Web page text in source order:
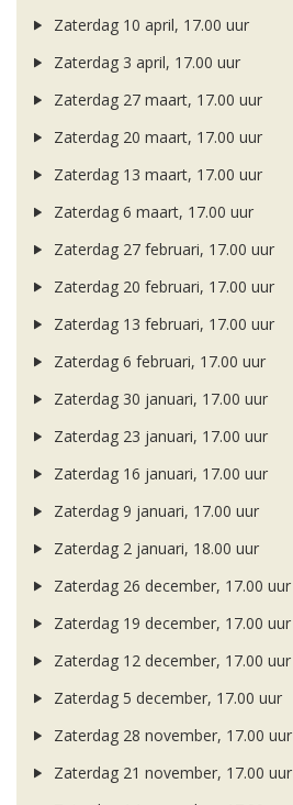
Zaterdag 10 april, 17.00 uur
Zaterdag 3 april, 17.00 uur
Zaterdag 27 maart, 17.00 uur
Zaterdag 20 maart, 17.00 uur
Zaterdag 13 maart, 17.00 uur
Zaterdag 6 maart, 17.00 uur
Zaterdag 27 februari, 17.00 uur
Zaterdag 20 februari, 17.00 uur
Zaterdag 13 februari, 17.00 uur
Zaterdag 6 februari, 17.00 uur
Zaterdag 30 januari, 17.00 uur
Zaterdag 23 januari, 17.00 uur
Zaterdag 16 januari, 17.00 uur
Zaterdag 9 januari, 17.00 uur
Zaterdag 2 januari, 18.00 uur
Zaterdag 26 december, 17.00 uur
Zaterdag 19 december, 17.00 uur
Zaterdag 12 december, 17.00 uur
Zaterdag 5 december, 17.00 uur
Zaterdag 28 november, 17.00 uur
Zaterdag 21 november, 17.00 uur